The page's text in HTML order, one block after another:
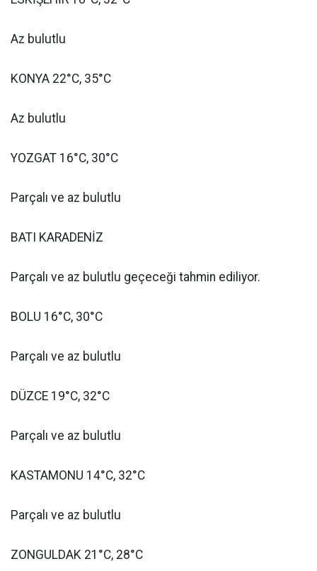
Az bulutlu
KONYA 22°C, 35°C
Az bulutlu
YOZGAT 16°C, 30°C
Parçalı ve az bulutlu
BATI KARADENİZ
Parçalı ve az bulutlu geçeceği tahmin ediliyor.
BOLU 16°C, 30°C
Parçalı ve az bulutlu
DÜZCE 19°C, 32°C
Parçalı ve az bulutlu
KASTAMONU 14°C, 32°C
Parçalı ve az bulutlu
ZONGULDAK 21°C, 28°C